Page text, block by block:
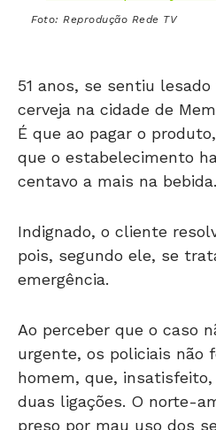
51 anos, se sentiu
cerveja na cidade de
É que ao pagar o
que o estabelecimento
centavo a mais na bebida.
pois, segundo ele, se
emergência.
urgente, os policiais não
homem, que,
duas ligações. O norte-
preso por mau uso dos